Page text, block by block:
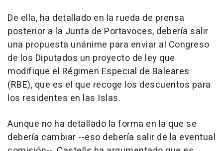
De ella, ha detallado en la rueda de prensa
posterior a la Junta de Portavoces, debería salir
una propuesta unánime para enviar al Congreso
de los Diputados un proyecto de ley que
modifique el Régimen Especial de Baleares
(RBE), que es el que recoge los descuentos para
los residentes en las Islas.
Aunque no ha detallado la forma en la que se
debería cambiar --eso debería salir de la eventual